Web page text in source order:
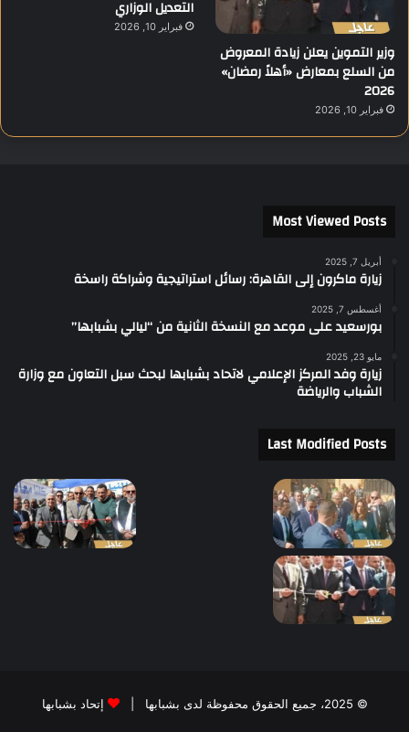
وزير التموين يعلن زيادة المعروض
من السلع بمعارض «أهلاً رمضان»
2026
فبراير 10, 2026
التعديل الوزاري
فبراير 10, 2026
Most Viewed Posts
أبريل 7, 2025
زيارة ماكرون إلى القاهرة: رسائل استراتيجية وشراكة راسخة
أغسطس 7, 2025
بورسعيد على موعد مع النسخة الثانية من “ليالي بشبابها”
مايو 23, 2025
زيارة وفد المركز الإعلامي لاتحاد بشبابها لبحث سبل التعاون مع وزارة
الشباب والرياضة
Last Modified Posts
© 2025، جميع الحقوق محفوظة لدى بشبابها | إتحاد بشبابها